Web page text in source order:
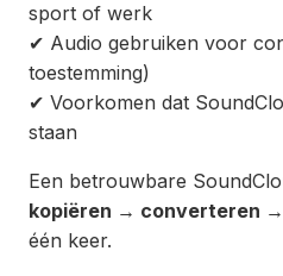
sport of werk
✔ Audio gebruiken voor
toestemming)
✔ Voorkomen dat
staan
Een betrouwbare
kopiëren → converteren →
één keer.